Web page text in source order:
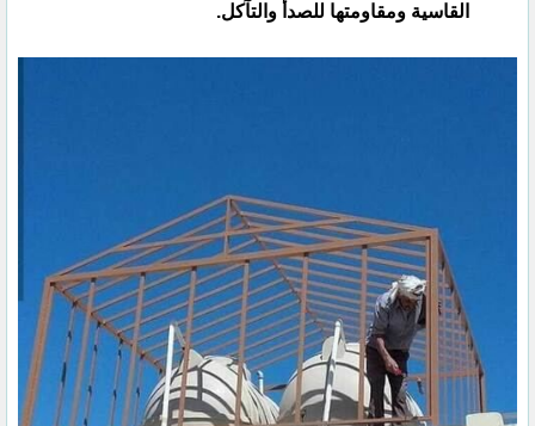
القاسية ومقاومتها للصدأ والتآكل.